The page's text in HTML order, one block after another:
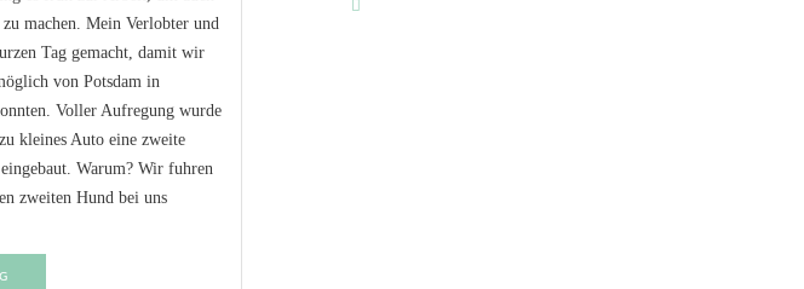
machen. Mein Verlobter und
Tag gemacht, damit wir
von Potsdam in
Voller Aufregung wurde
kleines Auto eine zweite
Warum? Wir fuhren
zweiten Hund bei uns